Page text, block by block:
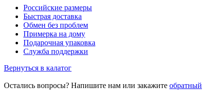
Российские размеры
Быстрая доставка
Обмен без проблем
Примерка на дому
Подарочная упаковка
Служба поддержки
Вернуться в калатог
Остались вопросы? Напишите нам или закажите обратный